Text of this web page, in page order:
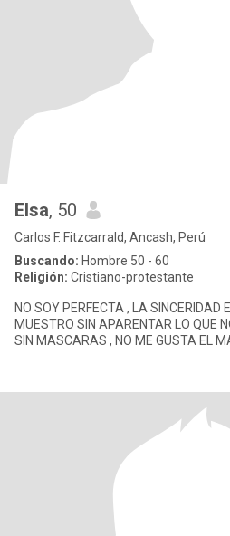
Elsa, 50
Carlos F. Fitzcarrald, Ancash, Perú
Buscando: Hombre 50 - 60
Religión: Cristiano-protestante
NO SOY PERFECTA , LA SINCERIDAD
MUESTRO SIN APARENTAR LO QUE
SIN MASCARAS , NO ME GUSTA EL